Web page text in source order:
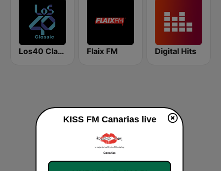
Los40 Classic Flaix FM Digital Hits
KISS FM Canarias live